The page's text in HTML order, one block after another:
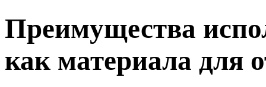
Преимущества
как материала для